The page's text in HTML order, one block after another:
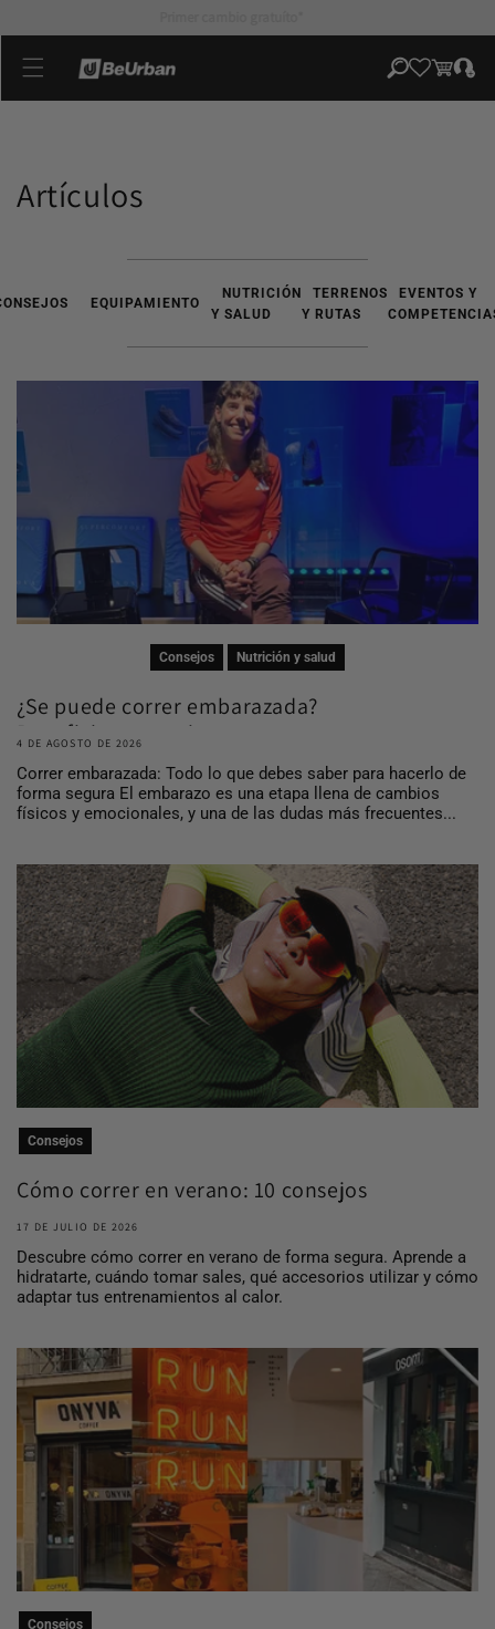
contenido
Carrito
Iniciar
sesión
Artículos
EQUIPAMIENTO
NUTRICIÓN
Y SALUD
TERRENOS
Y RUTAS
EVENTOS Y
Consejos Nutrición y salud
¿Se puede correr embarazada?
Beneficios, consej...
4 DE AGOSTO DE 2026
Correr embarazada: Todo lo que debes saber para hacerlo de
forma segura El embarazo es una etapa llena de cambios
físicos y emocionales, y una de las dudas más frecuentes...
Consejos
Cómo correr en verano: 10 consejos
para entrena...
17 DE JULIO DE 2026
Descubre cómo correr en verano de forma segura. Aprende a
hidratarte, cuándo tomar sales, qué accesorios utilizar y cómo
adaptar tus entrenamientos al calor.
Consejos